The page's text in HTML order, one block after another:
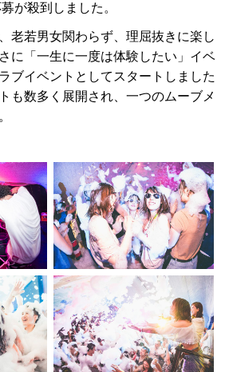
が殺到しました。
老若男女関わらず、理屈抜きに楽し
に「一生に一度は体験したい」イベ
ブイベントとしてスタートしました
も数多く展開され、一つのムーブメ